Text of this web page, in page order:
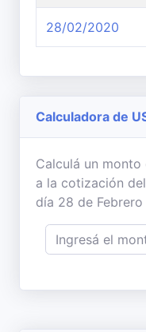
28/02/2020
Calculadora de
Calculá un monto
a la cotización
día 28 de